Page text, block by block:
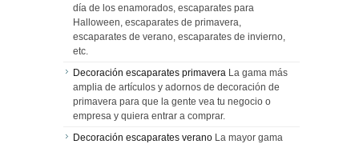
día de los enamorados, escaparates para
Halloween, escaparates de primavera,
escaparates de verano, escaparates de invierno,
etc.
Decoración escaparates primavera La gama más
amplia de artículos y adornos de decoración de
primavera para que la gente vea tu negocio o
empresa y quiera entrar a comprar.
Decoración escaparates verano La mayor gama